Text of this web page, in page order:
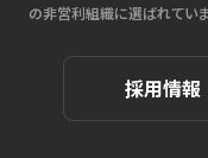
の非営利組織に選ばれていま
採用情報